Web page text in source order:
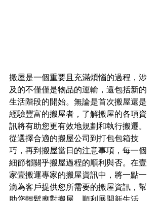
搬屋是一個重要且充滿煩惱的過程，涉
及的不僅僅是物品的運輸，還包括新的
生活階段的開始。無論是首次搬屋還是
經驗豐富的搬屋者，了解搬屋的各項資
訊將有助您更有效地規劃和執行搬遷。
從選擇合適的搬屋公司到打包包箱技
巧，再到搬屋當日的注意事項，每一個
細節都關乎搬屋過程的順利與否。在壹
家壹搬運專家的搬屋資訊中，將一點一
滴為客戶提供您所需要的搬屋資訊，幫
助您輕鬆應對搬屋，順利展開新生活。